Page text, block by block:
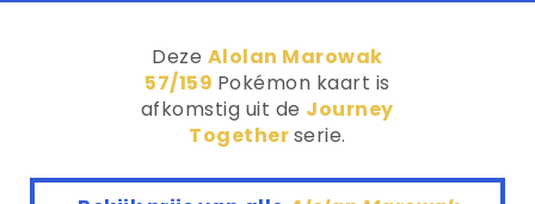
Deze Alolan Marowak
57/159 Pokémon kaart is
afkomstig uit de Journey
Togetherserie.